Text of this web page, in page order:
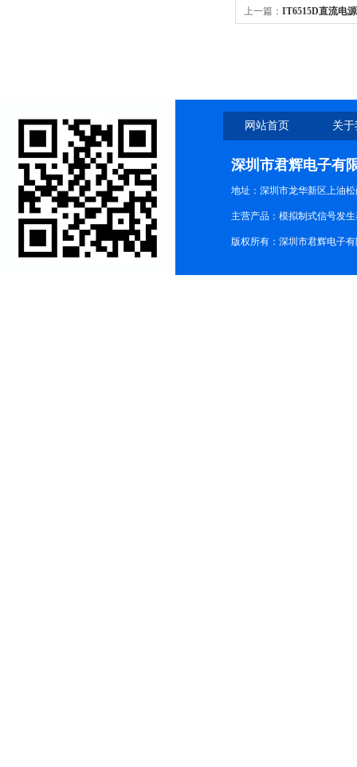
上一篇： IT6515D直流电
网站首页 关
深圳市君辉电子有
地址：深圳市龙华新区上油松
主营产品：模拟制式信号发
版权所有：深圳市君辉电子